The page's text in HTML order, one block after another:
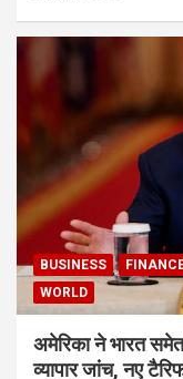
BUSINESS
WORLD
अमेरिका ने भारत
व्यापार जांच, नए